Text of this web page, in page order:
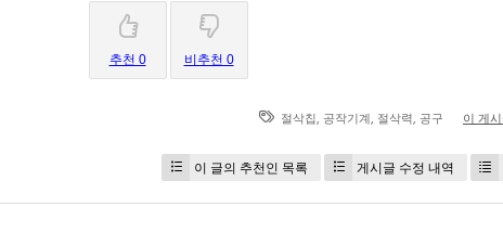
추천 0 비추천 0
절삭칩, 공작기계, 절삭력, 공구 이 게
이 글의 추천인 목록 게시글 수정 내역